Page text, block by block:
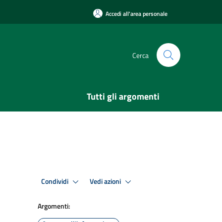
Accedi all'area personale
Cerca
Tutti gli argomenti
Condividi Vedi azioni
Argomenti: